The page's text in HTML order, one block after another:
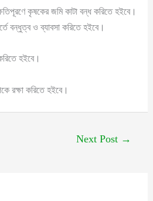
কৃষকের জমি কাটা বন্ধ করিতে হইবে।
বন্ধুত্ব ও ব্যাবসা করিতে হইবে।
হইবে।
রক্ষা করিতে হইবে।
Next Post →